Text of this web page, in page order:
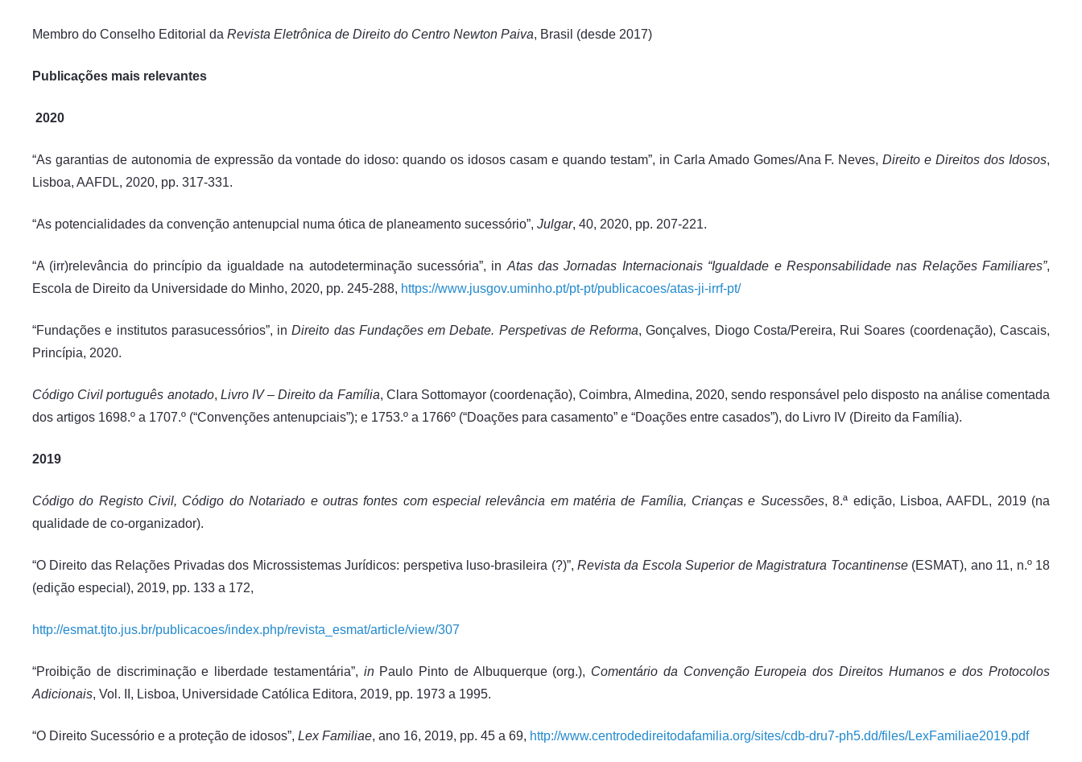
Membro do Conselho Editorial da Revista Eletrônica de Direito do Centro Newton Paiva, Brasil (desde 2017)
Publicações mais relevantes
2020
“As garantias de autonomia de expressão da vontade do idoso: quando os idosos casam e quando testam”, in Carla Amado Gomes/Ana F. Neves,Direito e Direitos dos Idosos,
Lisboa, AAFDL, 2020, pp. 317-331.
“As potencialidades da convenção antenupcial numa ótica de planeamento sucessório”, Julgar, 40, 2020, pp. 207-221.
“A (irr)relevância do princípio da igualdade na autodeterminação sucessória”, in Atas das Jornadas Internacionais “Igualdade e Responsabilidade nas Relações Familiares”,
Escola de Direito da Universidade do Minho, 2020, pp. 245-288, https://www.jusgov.uminho.pt/pt-pt/publicacoes/atas-ji-irrf-pt/
“Fundações e institutos parasucessórios”, in Direito das Fundações em Debate. Perspetivas de Reforma, Gonçalves, Diogo Costa/Pereira, Rui Soares (coordenação), Cascais,
Princípia, 2020.
Código Civil português anotado, Livro IV – Direito da Família, Clara Sottomayor (coordenação), Coimbra, Almedina, 2020, sendo responsável pelo disposto na análise comentada
dos artigos 1698.º a 1707.º (“Convenções antenupciais”); e 1753.º a 1766º (“Doações para casamento” e “Doações entre casados”), do Livro IV (Direito da Família).
2019
Código do Registo Civil, Código do Notariado e outras fontes com especial relevância em matéria de Família, Crianças e Sucessões, 8.ª edição, Lisboa, AAFDL, 2019 (na
qualidade de co-organizador).
“O Direito das Relações Privadas dos Microssistemas Jurídicos: perspetiva luso-brasileira (?)”, Revista da Escola Superior de Magistratura Tocantinense(ESMAT), ano 11, n.º 18
(edição especial), 2019, pp. 133 a 172,
http://esmat.tjto.jus.br/publicacoes/index.php/revista_esmat/article/view/307
“Proibição de discriminação e liberdade testamentária”, in Paulo Pinto de Albuquerque (org.), Comentário da Convenção Europeia dos Direitos Humanos e dos Protocolos
Adicionais, Vol. II, Lisboa, Universidade Católica Editora, 2019, pp. 1973 a 1995.
“O Direito Sucessório e a proteção de idosos”, Lex Familiae, ano 16, 2019, pp. 45 a 69, http://www.centrodedireitodafamilia.org/sites/cdb-dru7-ph5.dd/files/LexFamiliae2019.pdf